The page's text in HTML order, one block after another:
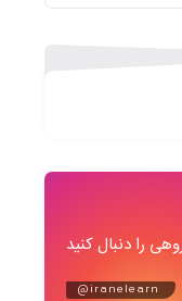
را دنبال کنید
@iranelearn